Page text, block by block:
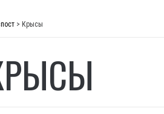
> Крысы